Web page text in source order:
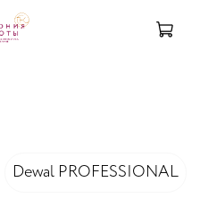
Dewal PROFESSIONAL